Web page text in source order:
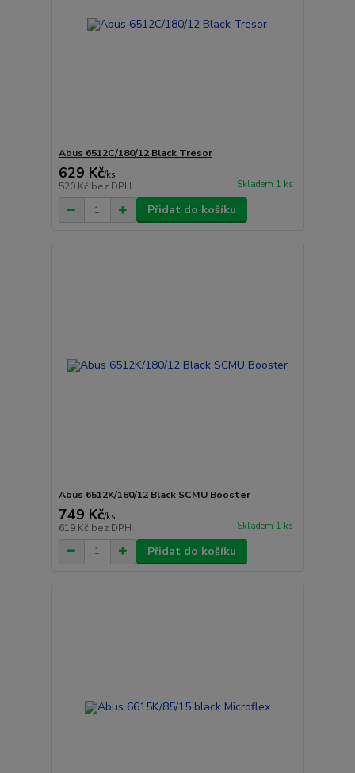
Abus 6512C/180/12 Black Tresor
629 Kč/ks
520 Kč bez DPH Skladem 1 ks
Přidat do košíku
Abus 6512K/180/12 Black SCMU Booster
749 Kč/ks
619 Kč bez DPH Skladem 1 ks
Přidat do košíku